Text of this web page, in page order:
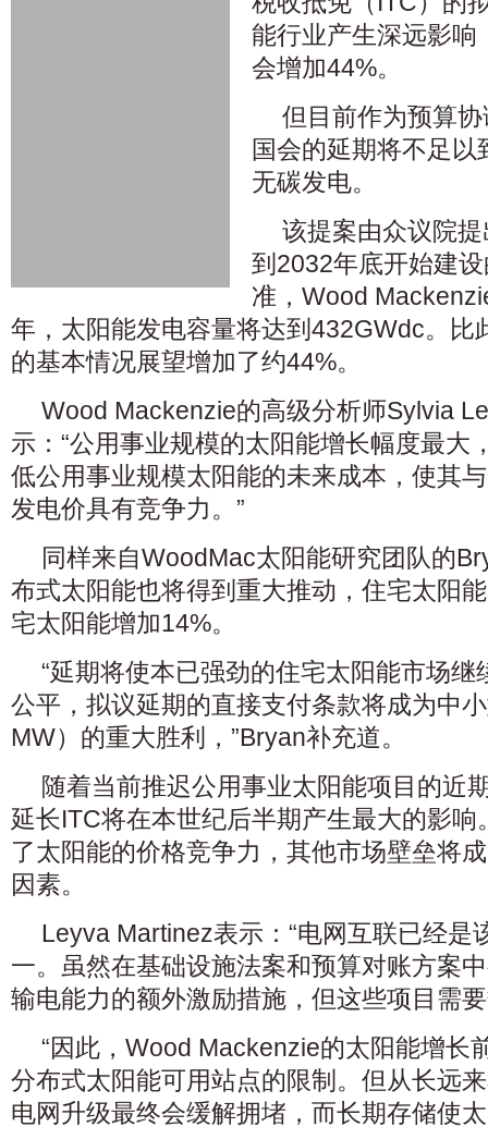
能行业产生深远影响
会增加44%。
但目前作为预算
国会的延期将不足
无碳发电。
该提案由众议院
到2032年底开始建
准，Wood
年，太阳能发电容量将达到432GWdc。比
的基本情况展望增加了约44%。
Wood Mackenzie的高级分析师Sylvia
示：“公用事业规模的太阳能增长幅度最大
低公用事业规模太阳能的未来成本，使其
发电价具有竞争力。”
同样来自WoodMac太阳能研究团队的
布式太阳能也将得到重大推动，住宅太阳
宅太阳能增加14%。
“延期将使本已强劲的住宅太阳能市场
公平，拟议延期的直接支付条款将成为中
MW）的重大胜利，”Bryan补充道。
随着当前推迟公用事业太阳能项目的近
延长ITC将在本世纪后半期产生最大的影
了太阳能的价格竞争力，其他市场壁垒将
因素。
Leyva Martinez表示：“电网互联已经是
一。虽然在基础设施法案和预算对账方案
输电能力的额外激励措施，但这些项目需
“因此，Wood Mackenzie的太阳能增长
分布式太阳能可用站点的限制。但从长远
电网升级最终会缓解拥堵，而长期存储使